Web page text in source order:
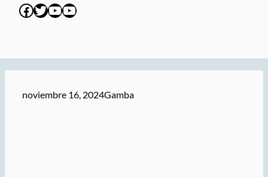
Facebook
Twitter
YouTube
YouTube
noviembre 16, 2024Gamba